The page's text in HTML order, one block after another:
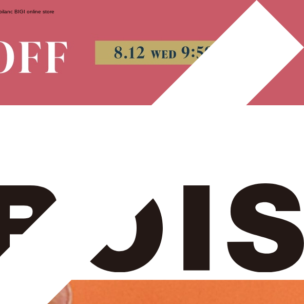
BIGI online store